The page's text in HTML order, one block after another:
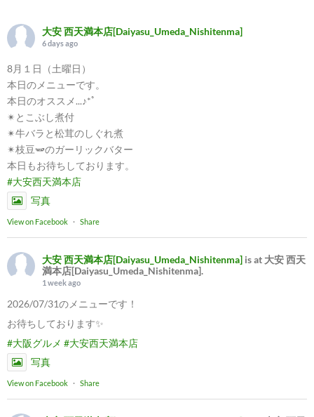
大安 西天満本店[Daiyasu_Umeda_Nishitenma]
6 days ago
8月１日（土曜日）
本日のメニューです。
本日のオススメ...♪*ﾟ
✴︎とこぶし煮付
✴︎牛バラと松茸のしぐれ煮
✴︎枝豆🫛のガーリックバター
本日もお待ちしております。
#大安西天満本店
写真
View on Facebook · Share
大安 西天満本店[Daiyasu_Umeda_Nishitenma] is at 大安 西天
満本店[Daiyasu_Umeda_Nishitenma].
1 week ago
2026/07/31のメニューです！
お待ちしております✨
#大阪グルメ #大安西天満本店
写真
View on Facebook · Share